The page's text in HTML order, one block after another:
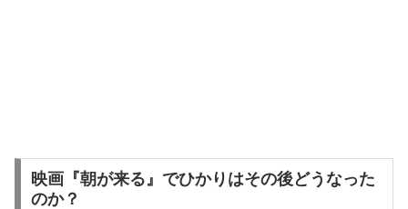
映画『朝が来る』でひかりはその後どうなった
のか？